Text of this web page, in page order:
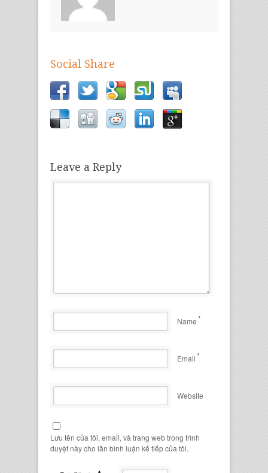
Social Share
Leave a Reply
Name*
Email*
Website
Lưu tên của tôi, email, và trang web trong trình
duyệt này cho lần bình luận kế tiếp của tôi.